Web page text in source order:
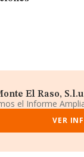
El Raso,
el Informe
VER